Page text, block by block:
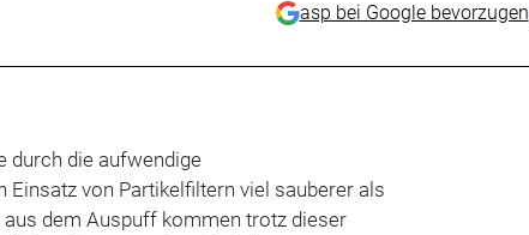
asp bei Google bevorzugen
durch die aufwendige
Einsatz von Partikelfiltern viel sauberer als
dem Auspuff kommen trotz dieser